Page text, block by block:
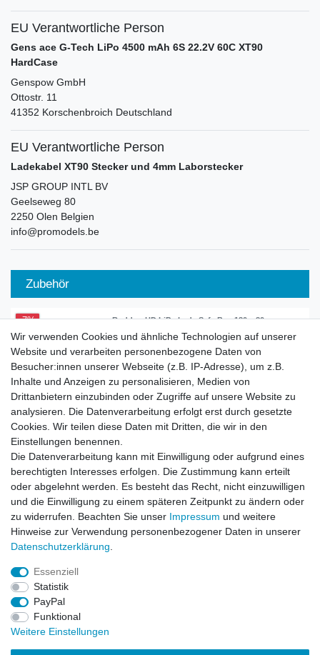
EU Verantwortliche Person
Gens ace G-Tech LiPo 4500 mAh 6S 22.2V 60C XT90
HardCase
Genspow GmbH
Ottostr. 11
41352 Korschenbroich Deutschland
EU Verantwortliche Person
Ladekabel XT90 Stecker und 4mm Laborstecker
JSP GROUP INTL BV
Geelseweg 80
2250 Olen Belgien
info@promodels.be
Zubehör
-7%
Ruddog HD LiPo Lade Safe Bag 180 x 80 x
UVP 14,99 € 13,99 € *
Artikel anzeigen
-5%
Gens ace G-Tech LiPo 4500 mAh 6S 22.2V 60C
XT90 HardCase
89,99 € *
In den Warenkorb
*inkl. ges. MwSt.zzgl.Versandkosten
Impressum
Widerrufs­recht
Wir verwenden Cookies und ähnliche Technologien auf unserer
Website und verarbeiten personenbezogene Daten von
Besucher:innen unserer Webseite (z.B. IP-Adresse), um z.B.
Inhalte und Anzeigen zu personalisieren, Medien von
Drittanbietern einzubinden oder Zugriffe auf unsere Website zu
analysieren. Die Datenverarbeitung erfolgt erst durch gesetzte
Cookies. Wir teilen diese Daten mit Dritten, die wir in den
Einstellungen benennen.
Die Datenverarbeitung kann mit Einwilligung oder aufgrund eines
berechtigten Interesses erfolgen. Die Zustimmung kann erteilt
oder abgelehnt werden. Es besteht das Recht, nicht einzuwilligen
und die Einwilligung zu einem späteren Zeitpunkt zu ändern oder
zu widerrufen. Beachten Sie unser Impressum und weitere
Hinweise zur Verwendung personenbezogener Daten in unserer
Daten­schutz­erklärung
Essenziell
Statistik
PayPal
Funktional
Weitere Einstellungen